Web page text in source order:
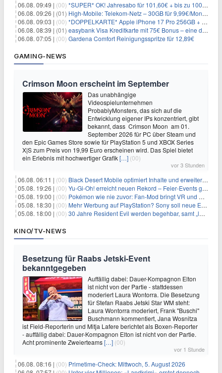
06.08. 09:49 | (00) *SUPER* OK! Jahresabo für 101,60€ + bis zu 100€ Prämie
06.08. 09:26 | (01) High-Mobile: Telekom-Netz – 30GB für 9,99€/Monat / 80GB für 12,49€/Monat / 100GB für 19,99€/Monat (auch mtl. kündbar)
06.08. 09:03 | (00) *DOPPELKARTE* Apple iPhone 17 Pro 256GB + 80€ Online Bonus + 50GB 5G + Alles-Flat im Telekom-Netz für 44,94€/Monat – eff. 4,40€/Monat
06.08. 08:39 | (01) easybank Visa Kreditkarte mit 75€ Bonus – eine der besten Kreditkarten
06.08. 07:05 | (00) Gardena Comfort Reinigungsspritze für 12,89€
GAMING-NEWS
Crimson Moon erscheint im September
Das unabhängige
Videospielunternehmen
ProbablyMonsters, das sich auf die
Entwicklung eigener IPs konzentriert, gibt
bekannt, dass Crimson Moon am 01.
September 2026 für PC über Steam und
den Epic Games Store sowie für PlayStation 5 und XBOX Series
X|S zum Preis von 19,99 Euro erscheinen wird. Das Spiel bietet
ein Erlebnis mit hochwertiger Grafik[…] (00)
vor 3 Stunden
06.08. 06:11 | (00) Black Desert Mobile optimiert Inhalte und erweitert Treasure Access
05.08. 19:26 | (00) Yu‑Gi‑Oh! erreicht neuen Rekord – Feier‑Events gestartet
05.08. 19:00 | (00) Pokémon wie nie zuvor: Fan-Mod bringt VR und Ego-Perspektive nach Kanto
05.08. 18:30 | (00) Mehr Werbung auf PlayStation? Sony soll neue Einnahmequellen prüfen
05.08. 18:00 | (00) 30 Jahre Resident Evil werden begehbar, samt „lebensgroßem Leon“
KINO/TV-NEWS
Besetzung für Raabs Jetski-Event
bekanntgegeben
Auffällig dabei: Dauer-Kompagnon Elton
ist nicht von der Partie - stattdessen
moderiert Laura Wontorra. Die Besetzung
für Stefan Raabs Jetski Star WM steht:
Laura Wontorra moderiert, Frank "Buschi"
Buschmann kommentiert, Jana Wosnitza
ist Field-Reporterin und Mitja Lafere berichtet als Boxen-Reporter
- auffällig dabei: Dauer-Kompagnon Elton ist nicht von der Partie.
Acht prominente Zweierteams[…] (00)
vor 1 Stunde
06.08. 08:16 | (00) Primetime-Check: Mittwoch, 5. August 2026